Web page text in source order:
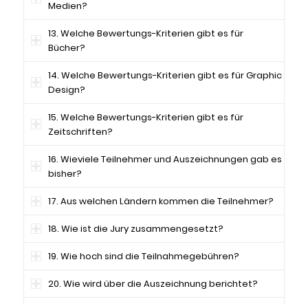
Medien?
13. Welche Bewertungs-Kriterien gibt es für
Bücher?
14. Welche Bewertungs-Kriterien gibt es für Graphic
Design?
15. Welche Bewertungs-Kriterien gibt es für
Zeitschriften?
16. Wieviele Teilnehmer und Auszeichnungen gab es
bisher?
17. Aus welchen Ländern kommen die Teilnehmer?
18. Wie ist die Jury zusammengesetzt?
19. Wie hoch sind die Teilnahmegebühren?
20. Wie wird über die Auszeichnung berichtet?